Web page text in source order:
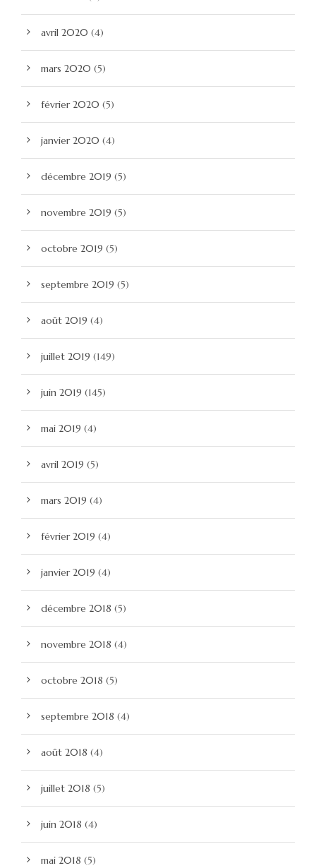
avril 2020 (4)
mars 2020 (5)
février 2020 (5)
janvier 2020 (4)
décembre 2019 (5)
novembre 2019 (5)
octobre 2019 (5)
septembre 2019 (5)
août 2019 (4)
juillet 2019 (149)
juin 2019 (145)
mai 2019 (4)
avril 2019 (5)
mars 2019 (4)
février 2019 (4)
janvier 2019 (4)
décembre 2018 (5)
novembre 2018 (4)
octobre 2018 (5)
septembre 2018 (4)
août 2018 (4)
juillet 2018 (5)
juin 2018 (4)
mai 2018 (5)